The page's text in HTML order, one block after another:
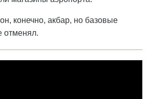
конечно, акбар, но базовые
отменял.